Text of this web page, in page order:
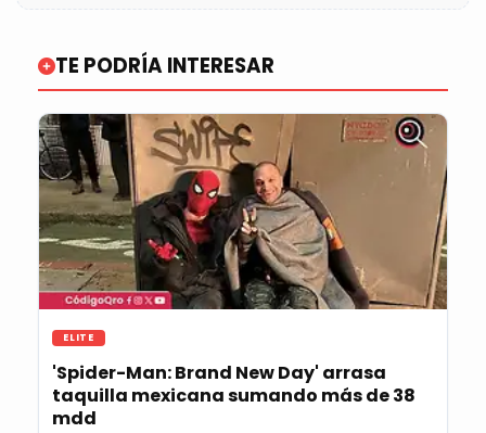
TE PODRÍA INTERESAR
ELITE
'Spider-Man: Brand New Day' arrasa
taquilla mexicana sumando más de 38
mdd